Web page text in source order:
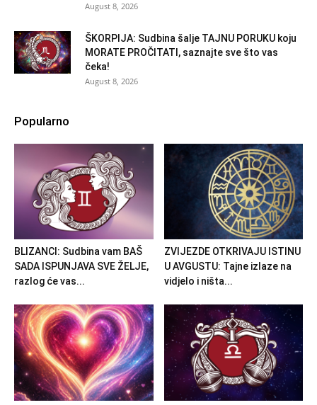
August 8, 2026
ŠKORPIJA: Sudbina šalje TAJNU PORUKU koju
MORATE PROČITATI, saznajte sve što vas
čeka!
August 8, 2026
Popularno
BLIZANCI: Sudbina vam BAŠ
SADA ISPUNJAVA SVE ŽELJE,
razlog će vas...
ZVIJEZDE OTKRIVAJU ISTINU
U AVGUSTU: Tajne izlaze na
vidjelo i ništa...